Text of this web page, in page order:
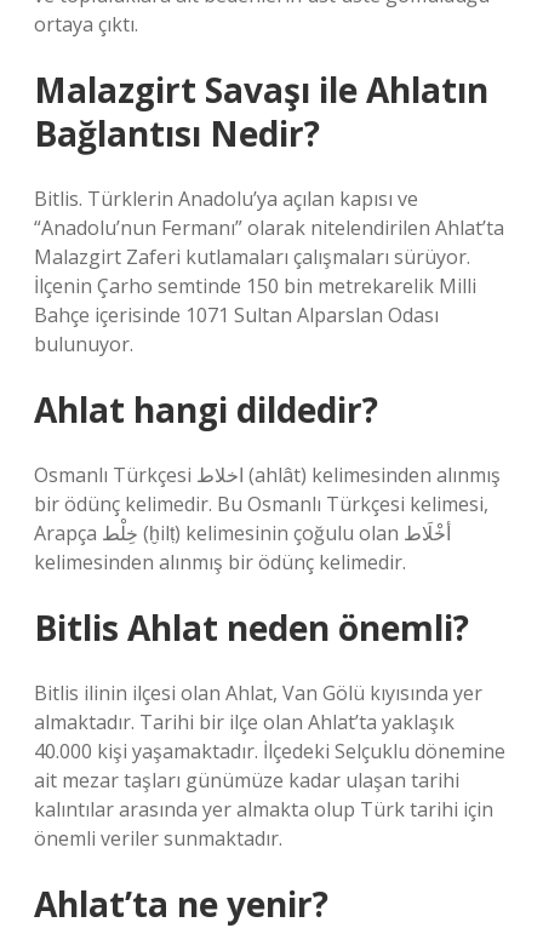
ortaya çıktı.
Malazgirt Savaşı ile Ahlatın
Bağlantısı Nedir?
Bitlis. Türklerin Anadolu’ya açılan kapısı ve
“Anadolu’nun Fermanı” olarak nitelendirilen Ahlat’ta
Malazgirt Zaferi kutlamaları çalışmaları sürüyor.
İlçenin Çarho semtinde 150 bin metrekarelik Milli
Bahçe içerisinde 1071 Sultan Alparslan Odası
bulunuyor.
Ahlat hangi dildedir?
Osmanlı Türkçesi اخلاط‎ (ahlât) kelimesinden alınmış
bir ödünç kelimedir. Bu Osmanlı Türkçesi kelimesi,
Arapça خِلْط (ḫilṭ) kelimesinin çoğulu olan أخْلَاط
kelimesinden alınmış bir ödünç kelimedir.
Bitlis Ahlat neden önemli?
Bitlis ilinin ilçesi olan Ahlat, Van Gölü kıyısında yer
almaktadır. Tarihi bir ilçe olan Ahlat’ta yaklaşık
40.000 kişi yaşamaktadır. İlçedeki Selçuklu dönemine
ait mezar taşları günümüze kadar ulaşan tarihi
kalıntılar arasında yer almakta olup Türk tarihi için
önemli veriler sunmaktadır.
Ahlat’ta ne yenir?